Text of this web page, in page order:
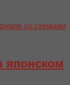
японском